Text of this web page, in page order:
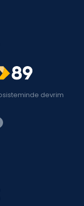
devrim